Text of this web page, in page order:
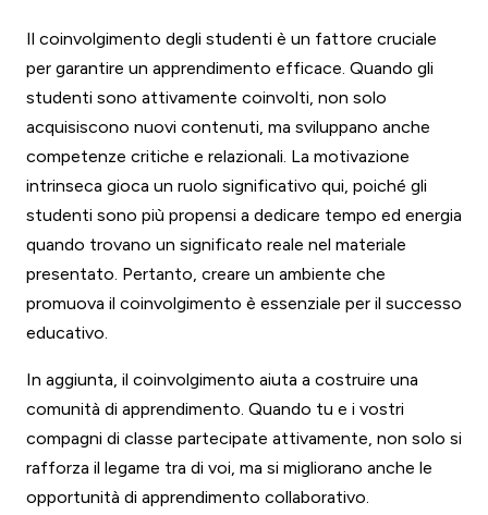
Il coinvolgimento degli studenti è un fattore cruciale
per garantire un apprendimento efficace. Quando gli
studenti sono attivamente coinvolti, non solo
acquisiscono nuovi contenuti, ma sviluppano anche
competenze critiche e relazionali. La motivazione
intrinseca gioca un ruolo significativo qui, poiché gli
studenti sono più propensi a dedicare tempo ed energia
quando trovano un significato reale nel materiale
presentato. Pertanto, creare un ambiente che
promuova il coinvolgimento è essenziale per il successo
educativo.
In aggiunta, il coinvolgimento aiuta a costruire una
comunità di apprendimento. Quando tu e i vostri
compagni di classe partecipate attivamente, non solo si
rafforza il legame tra di voi, ma si migliorano anche le
opportunità di apprendimento collaborativo.